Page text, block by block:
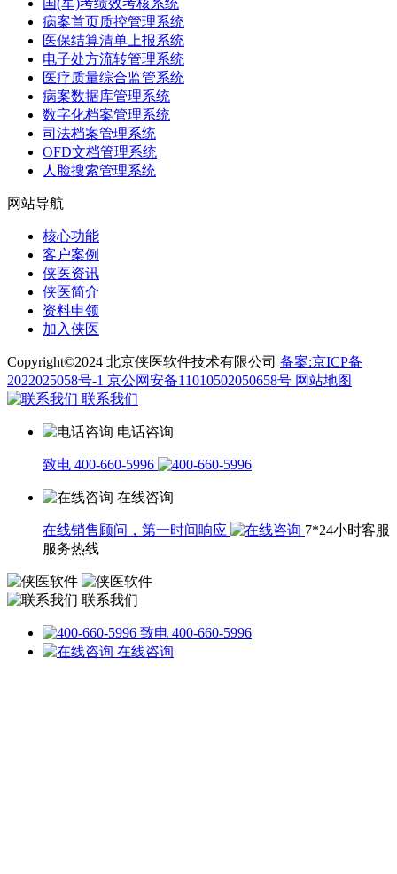
病案首页质控管理系统
医保结算清单上报系统
电子处方流转管理系统
医疗质量综合监管系统
病案数据库管理系统
数字化档案管理系统
司法档案管理系统
OFD文档管理系统
人脸搜索管理系统
网站导航
核心功能
客户案例
侠医资讯
侠医简介
资料申领
加入侠医
Copyright©2024 北京侠医软件技术有限公司 备案:京ICP备
2022025058号-1 京公网安备11010502050658号 网站地图
联系我们
电话咨询
致电 400-660-5996
在线咨询
在线销售顾问，第一时间响应
7*24小时客服
服务热线
联系我们
致电 400-660-5996
在线咨询